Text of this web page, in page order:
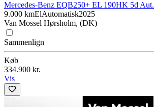
Mercedes-Benz EQB250+ EL 190HK 5d Aut.
9.000 kmElAutomatisk2025
Van Mossel Hørsholm, (DK)
Sammenlign
Køb
334.900 kr.
Vis